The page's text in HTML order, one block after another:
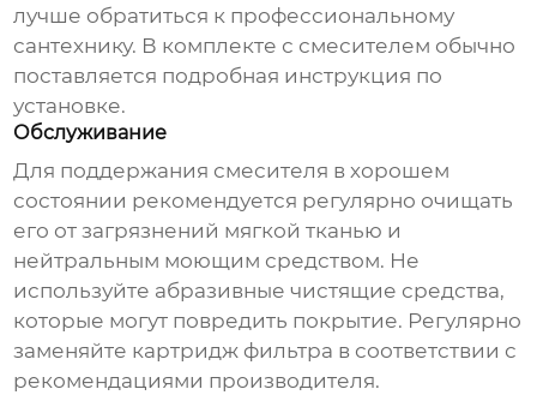
лучше обратиться к профессиональному
сантехнику. В комплекте с смесителем обычно
поставляется подробная инструкция по
установке.
Обслуживание
Для поддержания смесителя в хорошем
состоянии рекомендуется регулярно очищать
его от загрязнений мягкой тканью и
нейтральным моющим средством. Не
используйте абразивные чистящие средства,
которые могут повредить покрытие. Регулярно
заменяйте картридж фильтра в соответствии с
рекомендациями производителя.